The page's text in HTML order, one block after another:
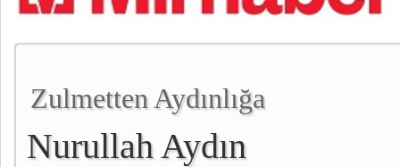
Zulmetten Aydınlığa
Nurullah Aydın